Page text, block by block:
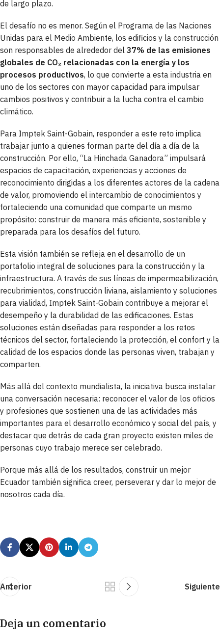
de largo plazo.
El desafío no es menor. Según el Programa de las Naciones
Unidas para el Medio Ambiente, los edificios y la construcción
son responsables de alrededor del 37% de las emisiones
globales de CO₂ relacionadas con la energía y los
procesos productivos, lo que convierte a esta industria en
uno de los sectores con mayor capacidad para impulsar
cambios positivos y contribuir a la lucha contra el cambio
climático.
Para Imptek Saint-Gobain, responder a este reto implica
trabajar junto a quienes forman parte del día a día de la
construcción. Por ello, “La Hinchada Ganadora” impulsará
espacios de capacitación, experiencias y acciones de
reconocimiento dirigidas a los diferentes actores de la cadena
de valor, promoviendo el intercambio de conocimientos y
fortaleciendo una comunidad que comparte un mismo
propósito: construir de manera más eficiente, sostenible y
preparada para los desafíos del futuro.
Esta visión también se refleja en el desarrollo de un
portafolio integral de soluciones para la construcción y la
infraestructura. A través de sus líneas de impermeabilización,
recubrimientos, construcción liviana, aislamiento y soluciones
para vialidad, Imptek Saint-Gobain contribuye a mejorar el
desempeño y la durabilidad de las edificaciones. Estas
soluciones están diseñadas para responder a los retos
técnicos del sector, fortaleciendo la protección, el confort y la
calidad de los espacios donde las personas viven, trabajan y
comparten.
Más allá del contexto mundialista, la iniciativa busca instalar
una conversación necesaria: reconocer el valor de los oficios
y profesiones que sostienen una de las actividades más
importantes para el desarrollo económico y social del país, y
destacar que detrás de cada gran proyecto existen miles de
personas cuyo trabajo merece ser celebrado.
Porque más allá de los resultados, construir un mejor
Ecuador también significa creer, perseverar y dar lo mejor de
nosotros cada día.
Anterior Siguiente
Deja un comentario